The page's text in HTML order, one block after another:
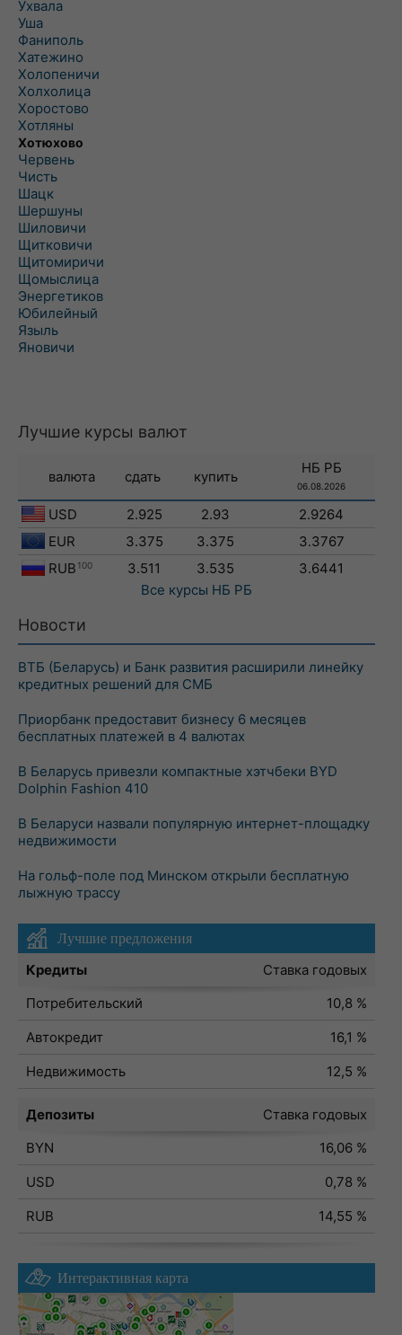
Ухвала
Уша
Фаниполь
Хатежино
Холопеничи
Холхолица
Хоростово
Хотляны
Хотюхово
Червень
Чисть
Шацк
Шершуны
Шиловичи
Щитковичи
Щитомиричи
Щомыслица
Энергетиков
Юбилейный
Языль
Яновичи
Лучшие курсы валют
валюта сдать купить
НБ РБ
06.08.2026
USD 2.925 2.93
2.9264
EUR
3.375 3.375
3.3767
RUB 100 3.511 3.535
3.6441
Все курсы НБ РБ
Новости
ВТБ (Беларусь) и Банк развития расширили линейку
кредитных решений для СМБ
Приорбанк предоставит бизнесу 6 месяцев
бесплатных платежей в 4 валютах
В Беларусь привезли компактные хэтчбеки BYD
Dolphin Fashion 410
В Беларуси назвали популярную интернет-площадку
недвижимости
На гольф-поле под Минском открыли бесплатную
лыжную трассу
Лучшие предложения
Кредиты
Ставка годовых
Потребительский
10,8 %
Автокредит
16,1 %
Недвижимость
12,5 %
Депозиты
Ставка годовых
BYN
16,06 %
USD
0,78 %
RUB
14,55 %
Интерактивная карта